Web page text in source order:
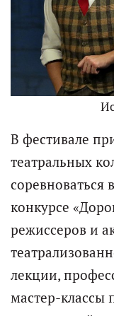
В фестивале
театральных
соревноваться
конкурсе
режиссеров и
лекции,
мастер-классы